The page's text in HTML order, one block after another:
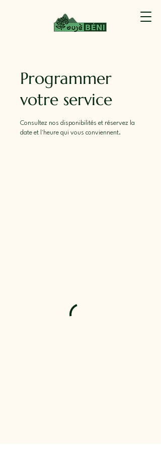
Programmer
votre service
Consultez nos disponibilités et réservez la
date et l'heure qui vous conviennent.